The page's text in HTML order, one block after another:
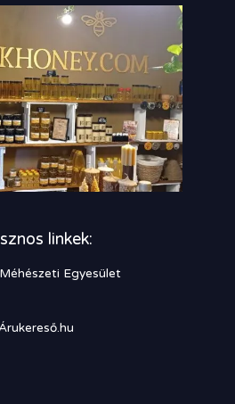
linkek:
Egyesület